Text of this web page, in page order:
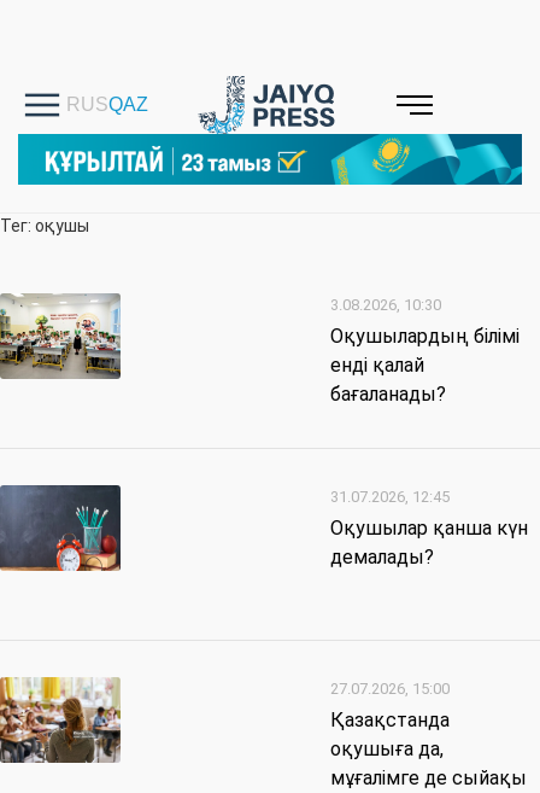
Тег: оқушы
3.08.2026, 10:30
Оқушылардың білімі
енді қалай
бағаланады?
31.07.2026, 12:45
Оқушылар қанша күн
демалады?
27.07.2026, 15:00
Қазақстанда
оқушыға да,
мұғалімге де сыйақы